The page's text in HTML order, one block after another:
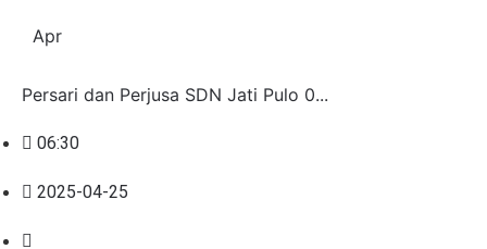
Apr
Persari dan Perjusa SDN Jati Pulo 0...
06:30
2025-04-25